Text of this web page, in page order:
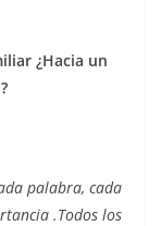
¿Hacia un
palabra, cada
.Todos los